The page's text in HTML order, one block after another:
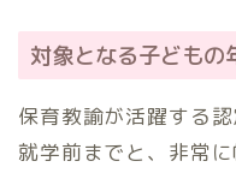
対象となる子どもの
保育教諭が活躍する
就学前までと、非常